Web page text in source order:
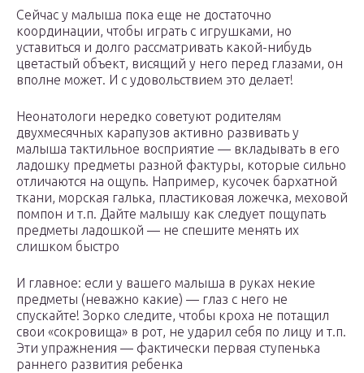
Сейчас у малыша пока еще не достаточно
координации, чтобы играть с игрушками, но
уставиться и долго рассматривать какой-нибудь
цветастый объект, висящий у него перед глазами, он
вполне может. И с удовольствием это делает!
Неонатологи нередко советуют родителям
двухмесячных карапузов активно развивать у
малыша тактильное восприятие — вкладывать в его
ладошку предметы разной фактуры, которые сильно
отличаются на ощупь. Например, кусочек бархатной
ткани, морская галька, пластиковая ложечка, меховой
помпон и т.п. Дайте малышу как следует пощупать
предметы ладошкой — не спешите менять их
слишком быстро
И главное: если у вашего малыша в руках некие
предметы (неважно какие) — глаз с него не
спускайте! Зорко следите, чтобы кроха не потащил
свои «сокровища» в рот, не ударил себя по лицу и т.п.
Эти упражнения — фактически первая ступенька
раннего развития ребенка